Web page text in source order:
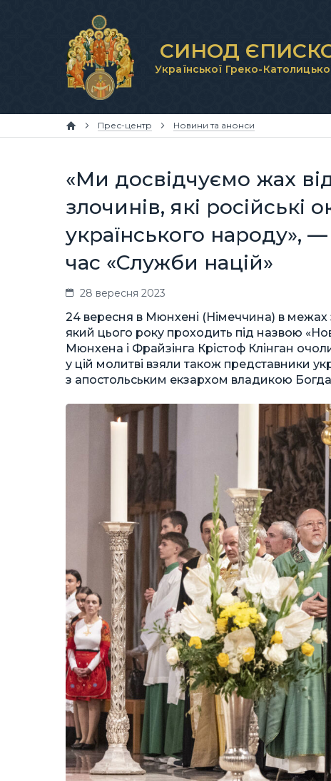
СИНОД
Української Греко-
Прес-центр Новини та анонси
«Ми досвідчуємо жах
злочинів, які
українського народу»,
час «Служби націй»
28 вересня 2023
24 вересня в Мюнхені (Німеччина) в межах
який цього року проходить під назвою
Мюнхена і Фрайзінга Крістоф Клінган
у цій молитві взяли також представники
з апостольським екзархом владикою